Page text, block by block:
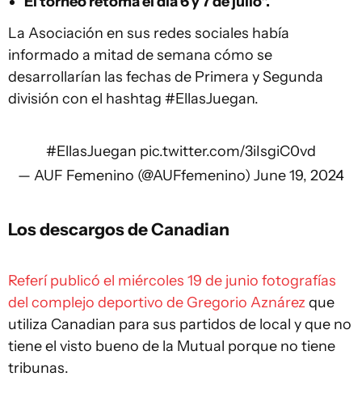
La Asociación en sus redes sociales había
informado a mitad de semana cómo se
desarrollarían las fechas de Primera y Segunda
división con el hashtag #EllasJuegan.
#EllasJuegan pic.twitter.com/3iIsgiC0vd
— AUF Femenino (@AUFfemenino) June 19, 2024
Los descargos de Canadian
Referí publicó el miércoles 19 de junio fotografías
del complejo deportivo de Gregorio Aznárez que
utiliza Canadian para sus partidos de local y que no
tiene el visto bueno de la Mutual porque no tiene
tribunas.